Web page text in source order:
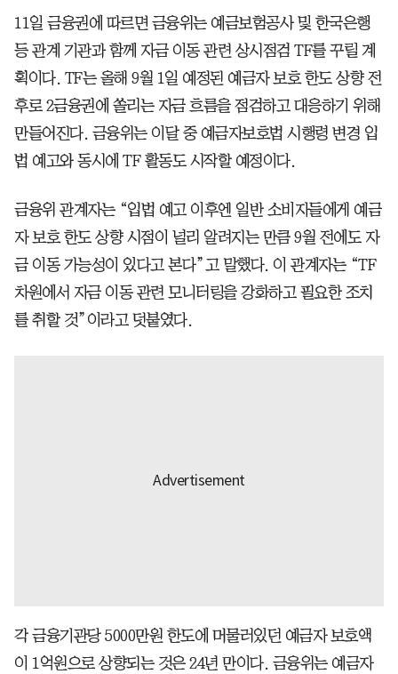
11일 금융권에 따르면 금융위는 예금보험공사 및 한국은행
등 관계 기관과 함께 자금 이동 관련 상시점검 TF를 꾸릴 계
획이다. TF는 올해 9월 1일 예정된 예금자 보호 한도 상향 전
후로 2금융권에 쏠리는 자금 흐름을 점검하고 대응하기 위해
만들어진다. 금융위는 이달 중 예금자보호법 시행령 변경 입
법 예고와 동시에 TF 활동도 시작할 예정이다.
금융위 관계자는 “입법 예고 이후엔 일반 소비자들에게 예금
자 보호 한도 상향 시점이 널리 알려지는 만큼 9월 전에도 자
금 이동 가능성이 있다고 본다”고 말했다. 이 관계자는 “TF
차원에서 자금 이동 관련 모니터링을 강화하고 필요한 조치
를 취할 것”이라고 덧붙였다.
각 금융기관당 5000만원 한도에 머물러있던 예금자 보호액
이 1억원으로 상향되는 것은 24년 만이다. 금융위는 예금자